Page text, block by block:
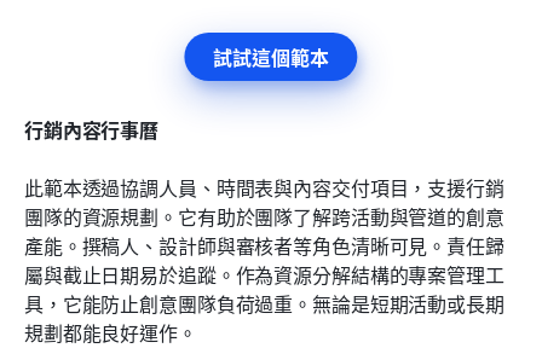
試試這個範本
行銷內容行事曆
此範本透過協調人員、時間表與內容交付項目，支援行銷
團隊的資源規劃。它有助於團隊了解跨活動與管道的創意
產能。撰稿人、設計師與審核者等角色清晰可見。責任歸
屬與截止日期易於追蹤。作為資源分解結構的專案管理工
具，它能防止創意團隊負荷過重。無論是短期活動或長期
規劃都能良好運作。